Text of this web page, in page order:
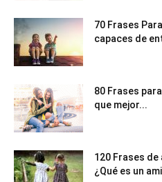
70 Frases
capaces de
80 Frases
que mejor...
120 Frases de
¿Qué es un